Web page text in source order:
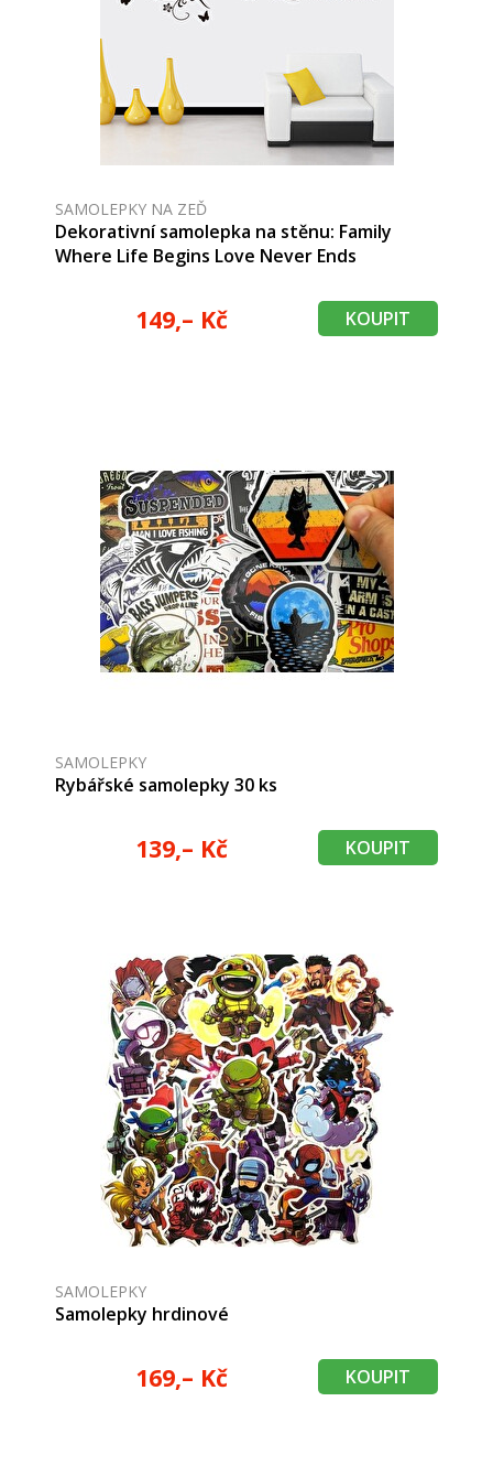
SAMOLEPKY NA ZEĎ
Dekorativní samolepka na stěnu: Family
Where Life Begins Love Never Ends
149,– Kč KOUPIT
SAMOLEPKY
Rybářské samolepky 30 ks
139,– Kč KOUPIT
SAMOLEPKY
Samolepky hrdinové
169,– Kč KOUPIT